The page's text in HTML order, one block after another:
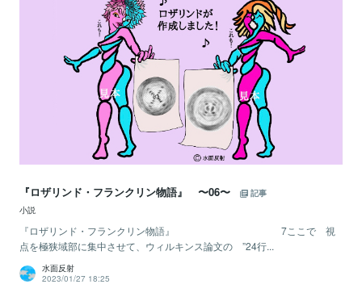
『ロザリンド・フランクリン物語』 〜06〜
記事
小説
『ロザリンド・フランクリン物語』 7ここで 視
点を極狭域部に集中させて、ウィルキンス論文の ”24行...
水面反射
2023/01/27 18:25